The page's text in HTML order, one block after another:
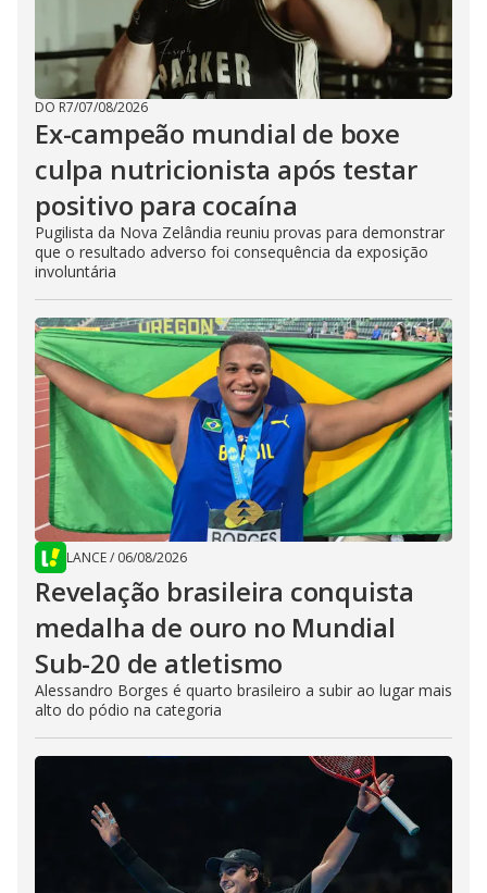
DO R7/07/08/2026
Ex-campeão mundial de boxe
culpa nutricionista após testar
positivo para cocaína
Pugilista da Nova Zelândia reuniu provas para demonstrar
que o resultado adverso foi consequência da exposição
involuntária
LANCE/ 06/08/2026
Revelação brasileira conquista
medalha de ouro no Mundial
Sub-20 de atletismo
Alessandro Borges é quarto brasileiro a subir ao lugar mais
alto do pódio na categoria